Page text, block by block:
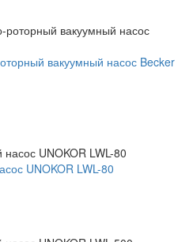
вакуумный насос Becker
UNOKOR LWL-80